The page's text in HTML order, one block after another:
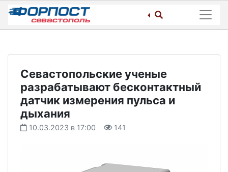
Skip
content
Севастопольские ученые
разрабатывают бесконтактный
датчик измерения пульса и
дыхания
10.03.2023 в 17:00 141